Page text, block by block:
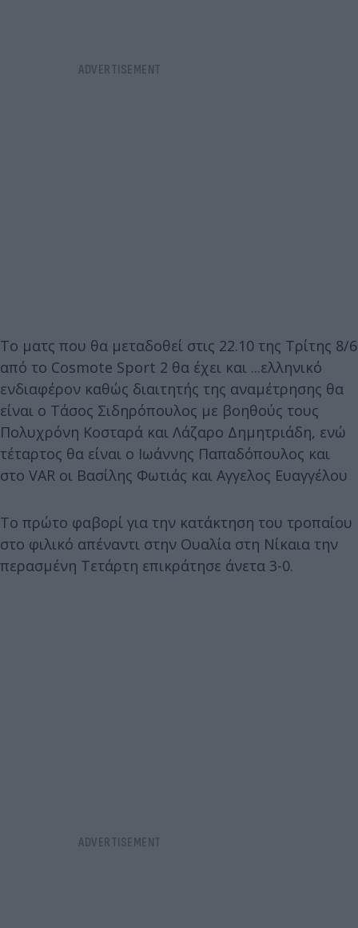
Το ματς που θα μεταδοθεί στις 22.10 της Τρίτης 8/6
από το Cosmote Sport 2 θα έχει και ...ελληνικό
ενδιαφέρον καθώς διαιτητής της αναμέτρησης θα
είναι ο Τάσος Σιδηρόπουλος με βοηθούς τους
Πολυχρόνη Κοσταρά και Λάζαρο Δημητριάδη, ενώ
τέταρτος θα είναι ο Ιωάννης Παπαδόπουλος και
στο VAR οι Βασίλης Φωτιάς και Αγγελος Ευαγγέλου
Το πρώτο φαβορί για την κατάκτηση του τροπαίου
στο φιλικό απέναντι στην Ουαλία στη Νίκαια την
περασμένη Τετάρτη επικράτησε άνετα 3-0.